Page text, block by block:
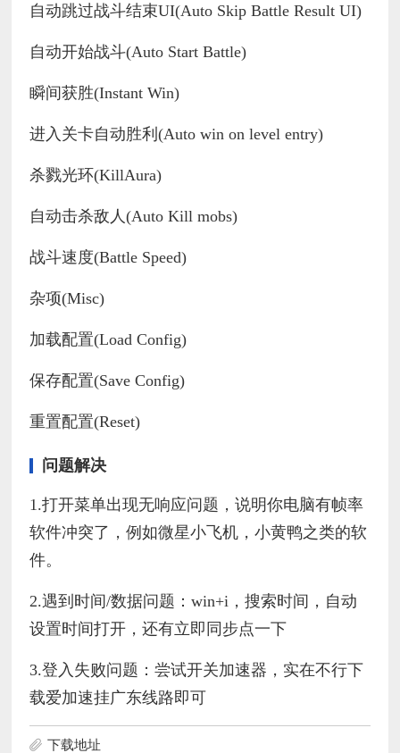
自动跳过战斗结束UI(Auto Skip Battle Result UI)
自动开始战斗(Auto Start Battle)
瞬间获胜(Instant Win)
进入关卡自动胜利(Auto win on level entry)
杀戮光环(KillAura)
自动击杀敌人(Auto Kill mobs)
战斗速度(Battle Speed)
杂项(Misc)
加载配置(Load Config)
保存配置(Save Config)
重置配置(Reset)
问题解决
1.打开菜单出现无响应问题，说明你电脑有帧率
软件冲突了，例如微星小飞机，小黄鸭之类的软
件。
2.遇到时间/数据问题：win+i，搜索时间，自动
设置时间打开，还有立即同步点一下
3.登入失败问题：尝试开关加速器，实在不行下
载爱加速挂广东线路即可
下载地址